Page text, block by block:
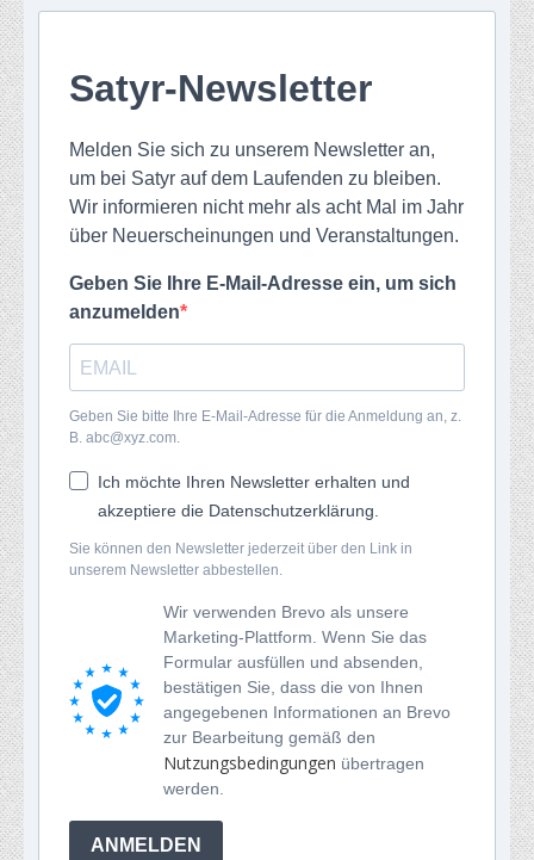
Satyr-Newsletter
Melden Sie sich zu unserem Newsletter an,
um bei Satyr auf dem Laufenden zu bleiben.
Wir informieren nicht mehr als acht Mal im Jahr
über Neuerscheinungen und Veranstaltungen.
Geben Sie Ihre E-Mail-Adresse ein, um sich
anzumelden
Geben Sie bitte Ihre E-Mail-Adresse für die Anmeldung an, z.
B. abc@xyz.com.
Ich möchte Ihren Newsletter erhalten und
akzeptiere die Datenschutzerklärung.
Sie können den Newsletter jederzeit über den Link in
unserem Newsletter abbestellen.
Wir verwenden Brevo als unsere
Marketing-Plattform. Wenn Sie das
Formular ausfüllen und absenden,
bestätigen Sie, dass die von Ihnen
angegebenen Informationen an Brevo
zur Bearbeitung gemäß den
Nutzungsbedingungen übertragen
werden.
ANMELDEN